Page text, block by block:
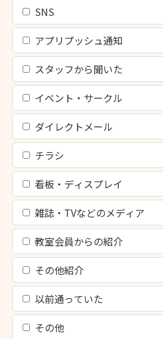
SNS
アプリプッシュ通知
スタッフから聞いた
イベント・サークル
ダイレクトメール
チラシ
看板・ディスプレイ
雑誌・TVなどのメディア
教室会員からの紹介
その他紹介
以前通っていた
その他